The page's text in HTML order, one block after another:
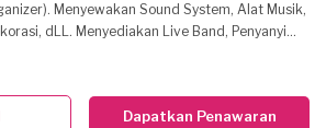
Menyewakan Sound System, Alat Musik,
dLL. Menyediakan Live Band, Penyanyi
yang flexible, seperti Event: Launching
Gathering, Wedding Party, Birthday Party,
Show, dLL.
Dapatkan Penawaran